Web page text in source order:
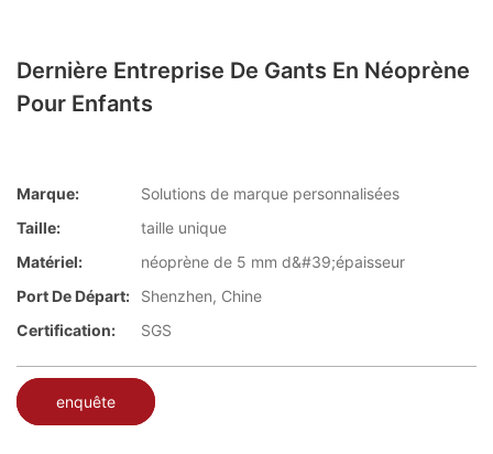
Dernière Entreprise De Gants En Néoprène
Pour Enfants
Marque:
Solutions de marque personnalisées
Taille:
taille unique
Matériel:
néoprène de 5 mm d&#39;épaisseur
Port De Départ:
Shenzhen, Chine
Certification:
SGS
enquête